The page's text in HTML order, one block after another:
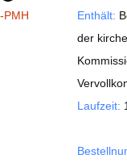
PMH
Enthält:
der
Laufzeit: